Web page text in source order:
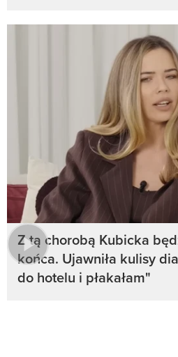
Z tą chorobą Kubicka
końca. Ujawniła kulisy
do hotelu i płakałam"